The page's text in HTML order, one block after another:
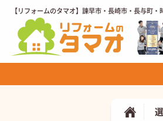
【リフォームのタマオ】諫早市・長崎市・長与町